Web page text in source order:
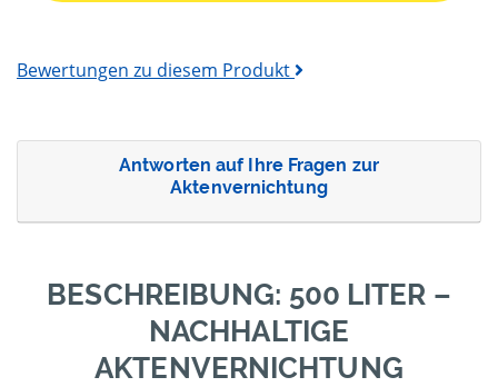
Bewertungen zu diesem Produkt
Antworten auf Ihre Fragen zur
Aktenvernichtung
BESCHREIBUNG: 500 LITER –
NACHHALTIGE
AKTENVERNICHTUNG